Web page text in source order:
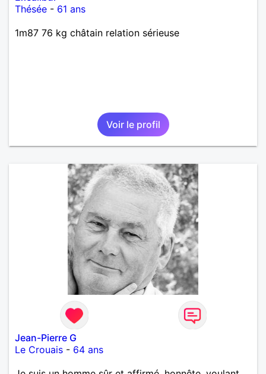
Thésée - 61 ans
1m87 76 kg châtain relation sérieuse
Voir le profil
Jean-Pierre G
Le Crouais - 64 ans